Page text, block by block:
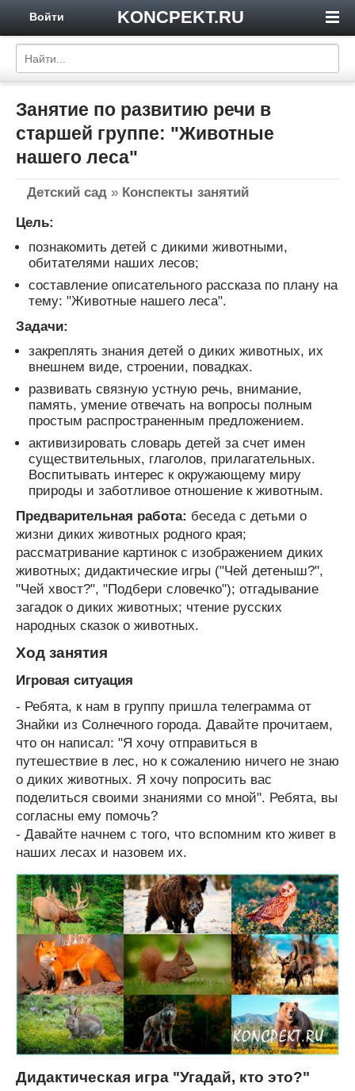
KONCPEKT.RU
Войти
Занятие по развитию речи в
старшей группе: "Животные
нашего леса"
Детский сад » Конспекты занятий
Цель:
познакомить детей с дикими животными,
обитателями наших лесов;
cоставление описательного рассказа по плану на
тему: "Животные нашего леса".
Задачи:
закреплять знания детей о диких животных, их
внешнем виде, строении, повадках.
развивать связную устную речь, внимание,
память, умение отвечать на вопросы полным
простым распространенным предложением.
активизировать словарь детей за счет имен
существительных, глаголов, прилагательных.
Воспитывать интерес к окружающему миру
природы и заботливое отношение к животным.
Предварительная работа: беседа с детьми о
жизни диких животных родного края;
рассматривание картинок с изображением диких
животных; дидактические игры ("Чей детеныш?",
"Чей хвост?", "Подбери словечко"); отгадывание
загадок о диких животных; чтение русских
народных сказок о животных.
Ход занятия
Игровая ситуация
- Ребята, к нам в группу пришла телеграмма от
Знайки из Солнечного города. Давайте прочитаем,
что он написал: "Я хочу отправиться в
путешествие в лес, но к сожалению ничего не знаю
о диких животных. Я хочу попросить вас
поделиться своими знаниями со мной". Ребята, вы
согласны ему помочь?
- Давайте начнем с того, что вспомним кто живет в
наших лесах и назовем их.
Дидактическая игра "Угадай, кто это?"